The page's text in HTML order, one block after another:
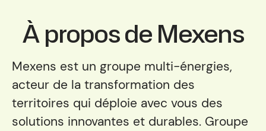
À propos de Mexens
Mexens est un groupe multi-énergies,
acteur de la transformation des
territoires qui déploie avec vous des
solutions innovantes et durables. Groupe